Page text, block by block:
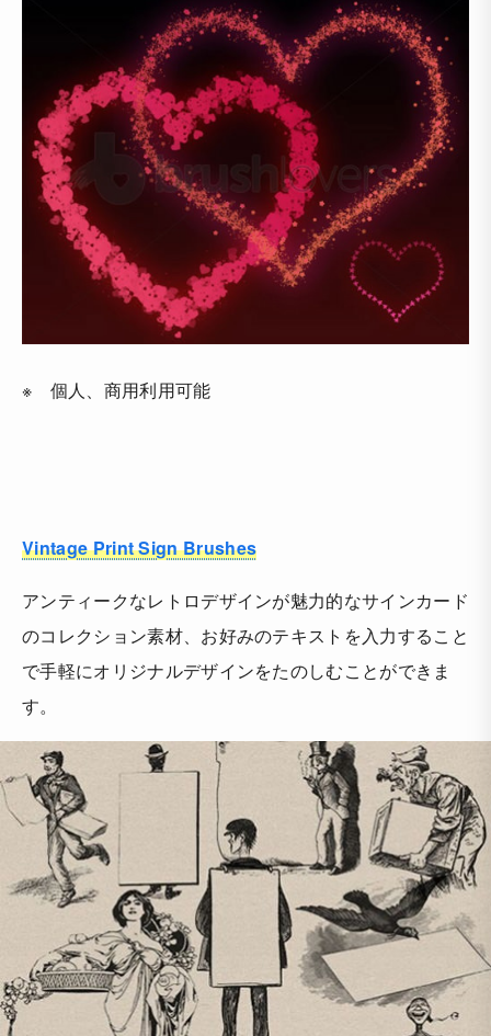
※ 個人、商用利用可能
Vintage Print Sign Brushes
アンティークなレトロデザインが魅力的なサインカード
のコレクション素材、お好みのテキストを入力すること
で手軽にオリジナルデザインをたのしむことができま
す。